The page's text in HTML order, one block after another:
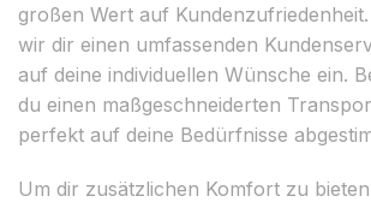
großen Wert auf
wir dir einen umfassenden
auf deine individuellen Wünsche ein.
du einen maßgeschneiderten
perfekt auf deine Bedürfnisse
Um dir zusätzlichen Komfort zu